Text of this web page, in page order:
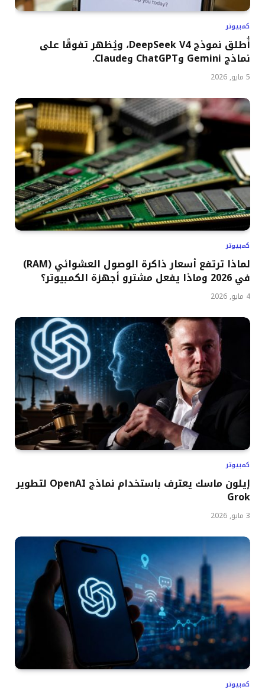
كمبيوتر
أُطلق نموذج DeepSeek V4، ويُظهر تفوقًا على
نماذج Gemini وChatGPT وClaude.
5 مايو, 2026
كمبيوتر
لماذا ترتفع أسعار ذاكرة الوصول العشوائي (RAM)
في 2026 وماذا يفعل مشترو أجهزة الكمبيوتر؟
4 مايو, 2026
كمبيوتر
إيلون ماسك يعترف باستخدام نماذج OpenAI لتطوير
Grok
3 مايو, 2026
كمبيوتر